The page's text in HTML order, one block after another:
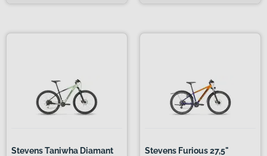
Stevens Taniwha Diamant
Stevens Furious 27,5"